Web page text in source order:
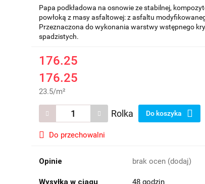
Papa podkładowa na osnowie ze stabilnej,
powłoką z masy asfaltowej: z asfaltu
Przeznaczona do wykonania warstwy wstępnego
spadzistych.
176.25
176.25
23.5/m²
Rolka Do koszyka
Do przechowalni
Opinie brak ocen (dodaj)
Wysyłka w ciągu 48 godzin